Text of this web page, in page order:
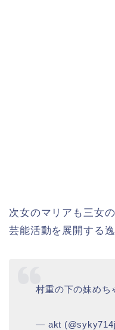
次女のマリアも三女
芸能活動を展開する
村重の下の妹めち
— akt